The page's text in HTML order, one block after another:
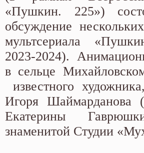
«Пушкин. 225»)
обсуждение
мультсериала
2023-2024).
в сельце
известного
Игоря Шаймарданова
Екатерины
знаменитой Студии